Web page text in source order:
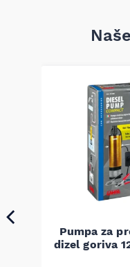
Pumpa za
dizel goriva